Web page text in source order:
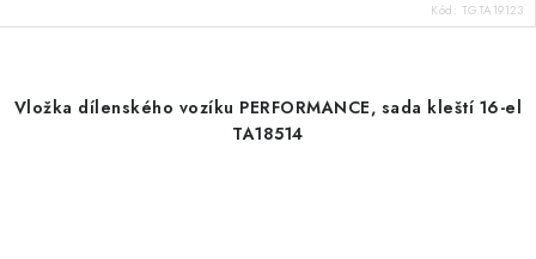
Kód: TGTA19123
Vložka dílenského vozíku PERFORMANCE, sada kleští 16-el
TA18514